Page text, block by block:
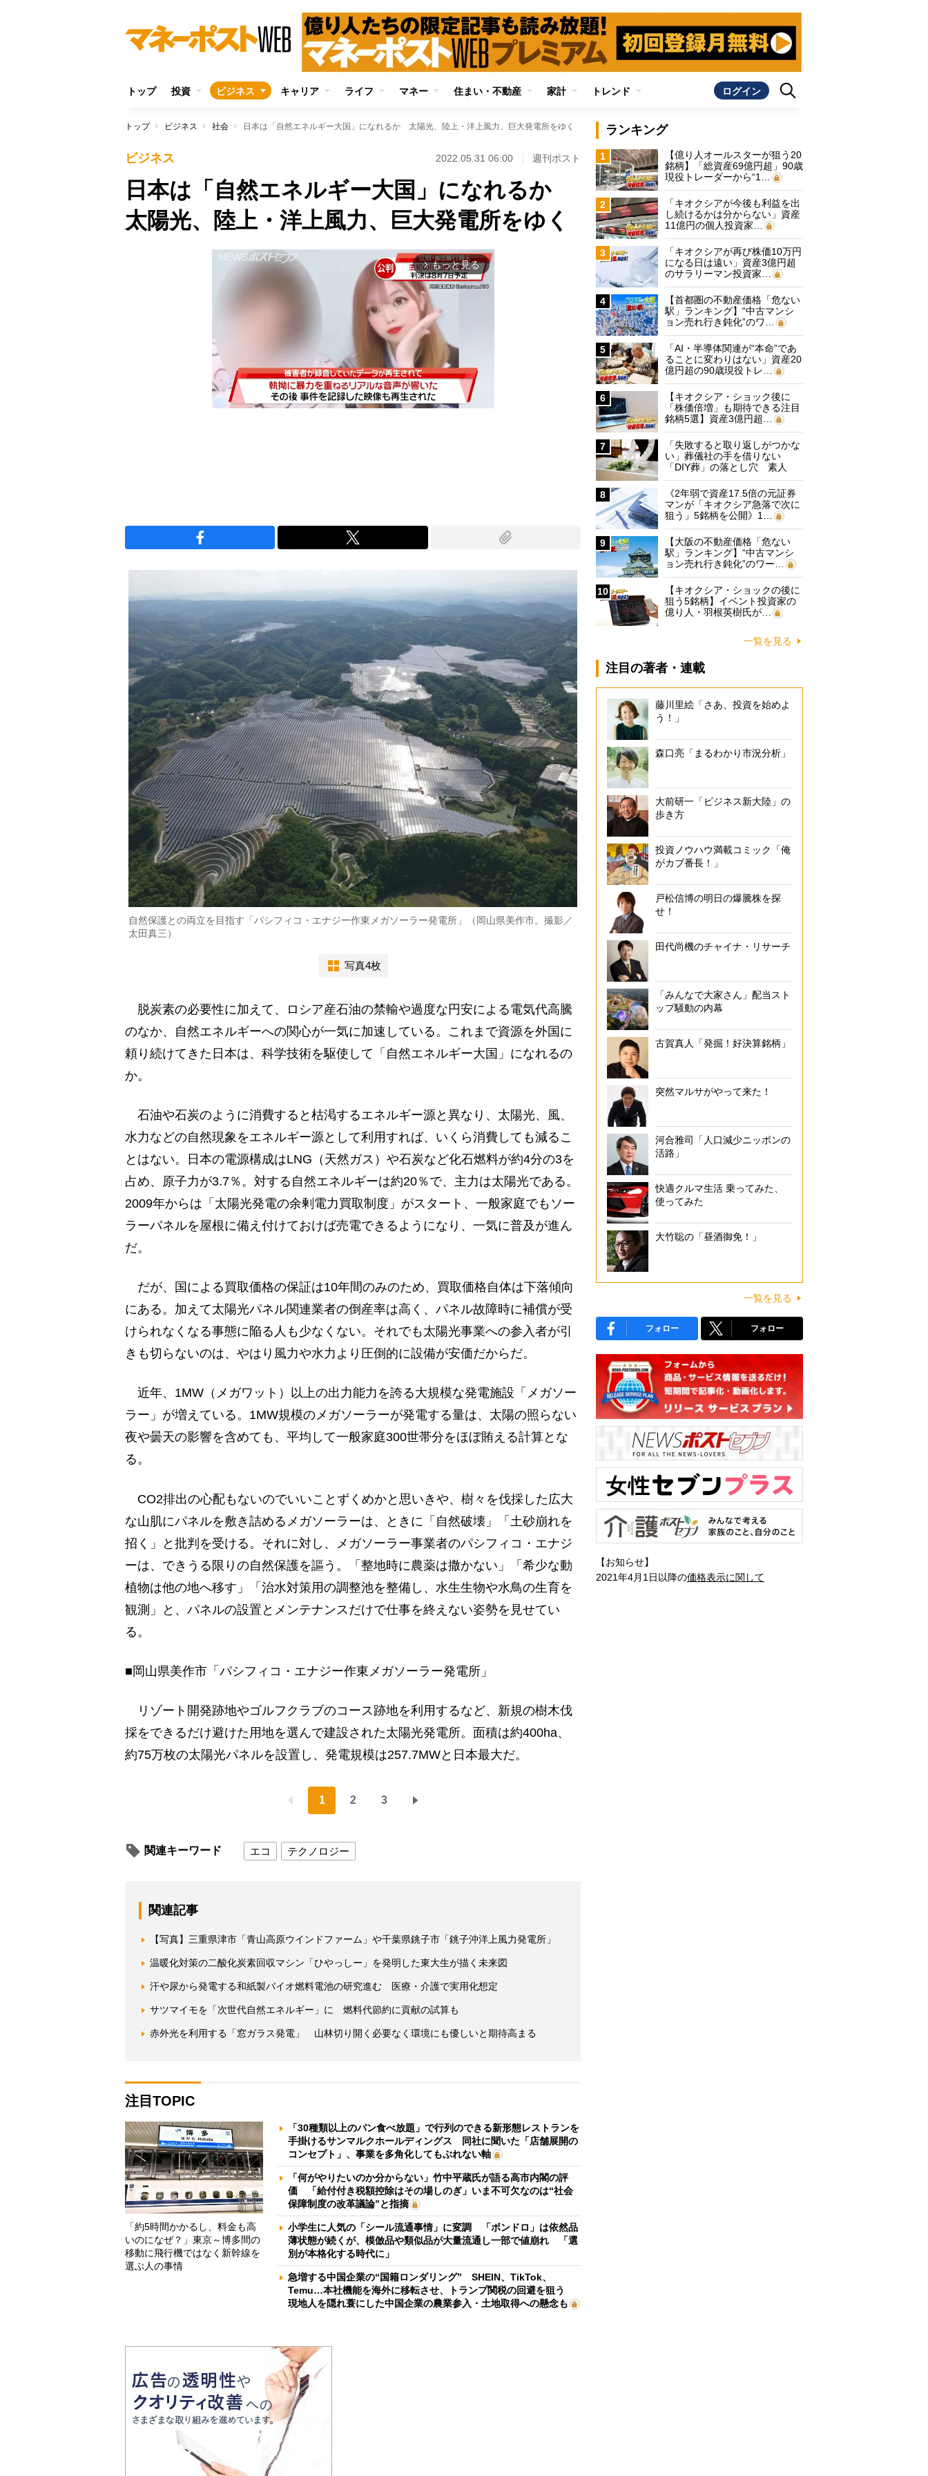
トップ 投資 ビジネス キャリア ライフ マネー 住まい・不動産 家計 トレンド ログイン
トップ ビジネス 社会 日本は「自然エネルギー大国」になれるか 太陽光、陸上・洋上風力、巨大発電所をゆく
ビジネス 2022.05.31 06:00 週刊ポスト
日本は「自然エネルギー大国」になれるか
太陽光、陸上・洋上風力、巨大発電所をゆく
arrow_forward_ios もっと見る
自然保護との両立を目指す「パシフィコ・エナジー作東メガソーラー発電所」（岡山県美作市。撮影／
太田真三）
写真4枚
脱炭素の必要性に加えて、ロシア産石油の禁輸や過度な円安による電気代高騰
のなか、自然エネルギーへの関心が一気に加速している。これまで資源を外国に
頼り続けてきた日本は、科学技術を駆使して「自然エネルギー大国」になれるの
か。
石油や石炭のように消費すると枯渇するエネルギー源と異なり、太陽光、風、
水力などの自然現象をエネルギー源として利用すれば、いくら消費しても減るこ
とはない。日本の電源構成はLNG（天然ガス）や石炭など化石燃料が約4分の3を
占め、原子力が3.7％。対する自然エネルギーは約20％で、主力は太陽光である。
2009年からは「太陽光発電の余剰電力買取制度」がスタート、一般家庭でもソー
ラーパネルを屋根に備え付けておけば売電できるようになり、一気に普及が進ん
だ。
だが、国による買取価格の保証は10年間のみのため、買取価格自体は下落傾向
にある。加えて太陽光パネル関連業者の倒産率は高く、パネル故障時に補償が受
けられなくなる事態に陥る人も少なくない。それでも太陽光事業への参入者が引
きも切らないのは、やはり風力や水力より圧倒的に設備が安価だからだ。
近年、1MW（メガワット）以上の出力能力を誇る大規模な発電施設「メガソー
ラー」が増えている。1MW規模のメガソーラーが発電する量は、太陽の照らない
夜や曇天の影響を含めても、平均して一般家庭300世帯分をほぼ賄える計算とな
る。
CO2排出の心配もないのでいいことずくめかと思いきや、樹々を伐採した広大
な山肌にパネルを敷き詰めるメガソーラーは、ときに「自然破壊」「土砂崩れを
招く」と批判を受ける。それに対し、メガソーラー事業者のパシフィコ・エナジ
ーは、できうる限りの自然保護を謳う。「整地時に農薬は撒かない」「希少な動
植物は他の地へ移す」「治水対策用の調整池を整備し、水生生物や水鳥の生育を
観測」と、パネルの設置とメンテナンスだけで仕事を終えない姿勢を見せてい
る。
■岡山県美作市「パシフィコ・エナジー作東メガソーラー発電所」
リゾート開発跡地やゴルフクラブのコース跡地を利用するなど、新規の樹木伐
採をできるだけ避けた用地を選んで建設された太陽光発電所。面積は約400ha、
約75万枚の太陽光パネルを設置し、発電規模は257.7MWと日本最大だ。
1 2 3
関連キーワード エコ テクノロジー
関連記事
【写真】三重県津市「青山高原ウインドファーム」や千葉県銚子市「銚子沖洋上風力発電所」
温暖化対策の二酸化炭素回収マシン「ひやっしー」を発明した東大生が描く未来図
汗や尿から発電する和紙製バイオ燃料電池の研究進む 医療・介護で実用化想定
サツマイモを「次世代自然エネルギー」に 燃料代節約に貢献の試算も
赤外光を利用する「窓ガラス発電」 山林切り開く必要なく環境にも優しいと期待高まる
注目TOPIC
「約5時間かかるし、料金も高
いのになぜ？」東京～博多間の
移動に飛行機ではなく新幹線を
選ぶ人の事情
「30種類以上のパン食べ放題」で行列のできる新形態レストランを
手掛けるサンマルクホールディングス 同社に聞いた「店舗展開の
コンセプト」、事業を多角化してもぶれない軸
「何がやりたいのか分からない」竹中平蔵氏が語る高市内閣の評
価 「給付付き税額控除はその場しのぎ」いま不可欠なのは“社会
保障制度の改革議論”と指摘
小学生に人気の「シール流通事情」に変調 「ボンドロ」は依然品
薄状態が続くが、模倣品や類似品が大量流通し一部で値崩れ 「選
別が本格化する時代に」
急増する中国企業の“国籍ロンダリング” SHEIN、TikTok、
Temu…本社機能を海外に移転させ、トランプ関税の回避を狙う
現地人を隠れ蓑にした中国企業の農業参入・土地取得への懸念も
ランキング
1
【億り人オールスターが狙う20
銘柄】「総資産69億円超」90歳
現役トレーダーから“1…
2
「キオクシアが今後も利益を出
し続けるかは分からない」資産
11億円の個人投資家…
3
「キオクシアが再び株価10万円
になる日は遠い」資産3億円超
のサラリーマン投資家…
4
【首都圏の不動産価格「危ない
駅」ランキング】“中古マンシ
ョン売れ行き鈍化”のワ…
5
「AI・半導体関連が“本命”であ
ることに変わりはない」資産20
億円超の90歳現役トレ…
6
【キオクシア・ショック後に
「株価倍増」も期待できる注目
銘柄5選】資産3億円超…
7
「失敗すると取り返しがつかな
い」葬儀社の手を借りない
「DIY葬」の落とし穴 素人
に…
8
《2年弱で資産17.5倍の元証券
マンが「キオクシア急落で次に
狙う」5銘柄を公開》1…
9
【大阪の不動産価格「危ない
駅」ランキング】“中古マンシ
ョン売れ行き鈍化”のワー…
10
【キオクシア・ショックの後に
狙う5銘柄】イベント投資家の
億り人・羽根英樹氏が…
一覧を見る
注目の著者・連載
藤川里絵「さあ、投資を始めよ
う！」
森口亮「まるわかり市況分析」
大前研一「ビジネス新大陸」の
歩き方
投資ノウハウ満載コミック「俺
がカブ番長！」
戸松信博の明日の爆騰株を探
せ！
田代尚機のチャイナ・リサーチ
「みんなで大家さん」配当スト
ップ騒動の内幕
古賀真人「発掘！好決算銘柄」
突然マルサがやって来た！
河合雅司「人口減少ニッポンの
活路」
快適クルマ生活 乗ってみた、
使ってみた
大竹聡の「昼酒御免！」
一覧を見る
フォロー フォロー
【お知らせ】
2021年4月1日以降の価格表示に関して